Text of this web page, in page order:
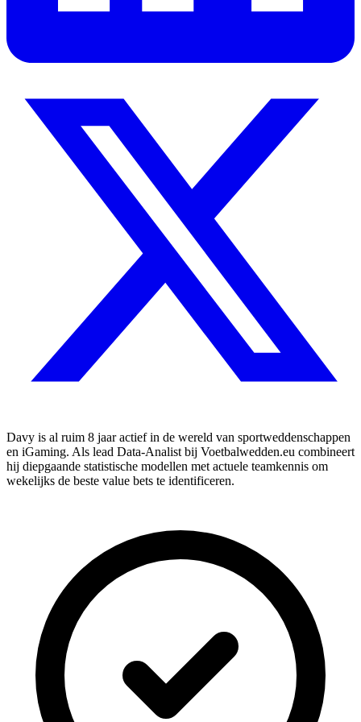
Davy is al ruim 8 jaar actief in de wereld van sportweddenschappen
en iGaming. Als lead Data-Analist bij Voetbalwedden.eu combineert
hij diepgaande statistische modellen met actuele teamkennis om
wekelijks de beste value bets te identificeren.